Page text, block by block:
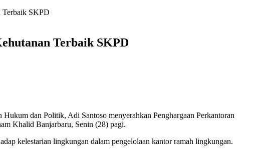
Terbaik SKPD
Terbaik SKPD
dan Politik, Adi Santoso menyerahkan Penghargaan Perkantoran
Khalid Banjarbaru, Senin (28) pagi.
kelestarian lingkungan dalam pengelolaan kantor ramah lingkungan.